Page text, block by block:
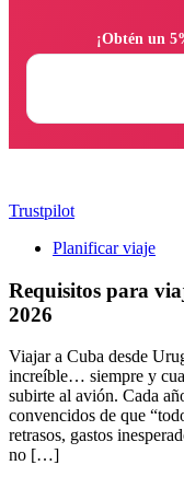
Trustpilot
Planificar viaje
Requisitos para
2026
Viajar a Cuba desde
increíble… siempre y
subirte al avión. Cada
convencidos de que
retrasos, gastos
no […]